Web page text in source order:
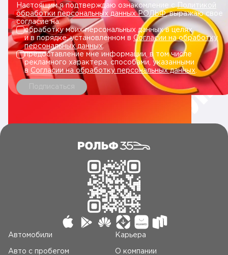
Настоящим я подтверждаю ознакомление сПолитикой
обработки персональных данных РОЛЬФ, выражаю свое
согласие на:
обработку моих персональных данных в целях
и в порядке, установленном в Согласии на обработку
персональных данных.
предоставление мне информации, в том числе
рекламного характера, способами, указанными
в Согласии на обработку персональных данных
Подписаться
Автомобили
Авто c пробегом
Карьера
О компании